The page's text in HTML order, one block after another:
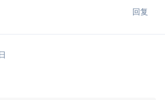
回复